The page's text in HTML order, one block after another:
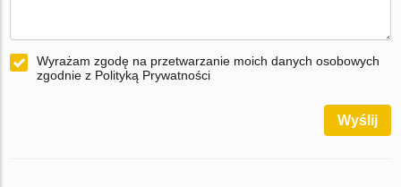
Wyrażam zgodę na przetwarzanie moich danych osobowych
zgodnie z Polityką Prywatności
Wyślij